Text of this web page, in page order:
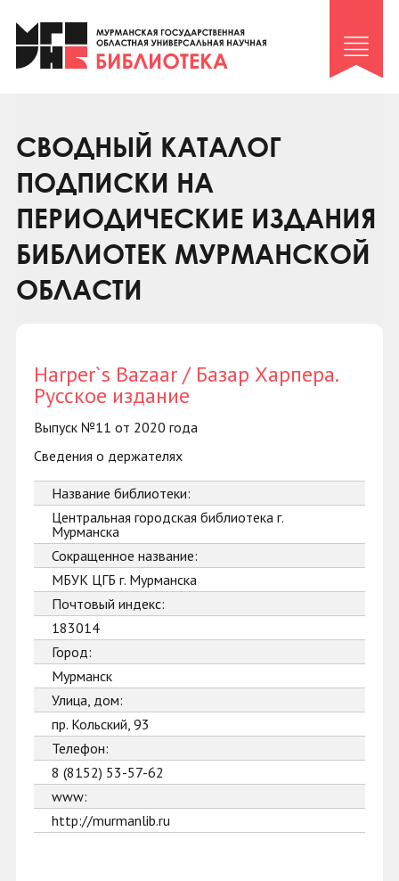
Клуб «Гиря и сельдерей»
Клуб «Семейный архив»
Коллегам
Контакты
СВОДНЫЙ КАТАЛОГ
ПОДПИСКИ НА
ПЕРИОДИЧЕСКИЕ ИЗДАНИЯ
БИБЛИОТЕК МУРМАНСКОЙ
ОБЛАСТИ
Harper`s Bazaar / Базар Харпера.
Русское издание
Выпуск №11 от 2020 года
Сведения о держателях
Название библиотеки:
Центральная городская библиотека г.
Мурманска
Сокращенное название:
МБУК ЦГБ г. Мурманска
Почтовый индекс:
183014
Город:
Мурманск
Улица, дом:
пр. Кольский, 93
Телефон:
8 (8152) 53-57-62
www:
http://murmanlib.ru